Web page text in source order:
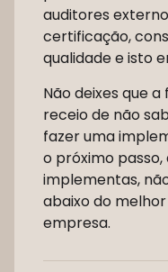
auditores
certificação,
qualidade e isto
Não deixes que
receio de não
fazer uma
o próximo
implementas,
abaixo do
empresa.